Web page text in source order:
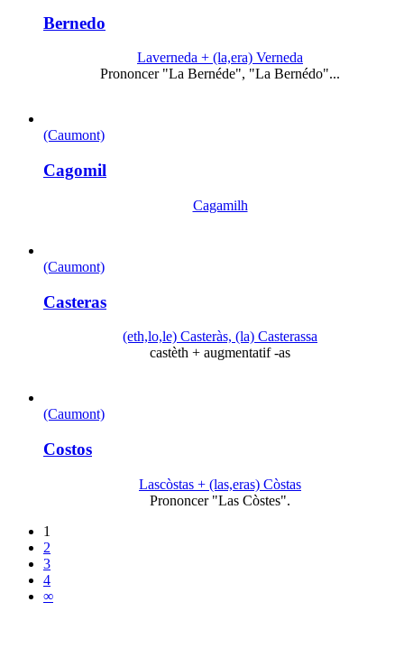
Bernedo
Laverneda + (la,era) Verneda
Prononcer "La Bernéde", "La Bernédo"...
(Caumont)
Cagomil
Cagamilh
(Caumont)
Casteras
(eth,lo,le) Casteràs, (la) Casterassa
castèth + augmentatif -as
(Caumont)
Costos
Lascòstas + (las,eras) Còstas
Prononcer "Las Còstes".
1
2
3
4
∞